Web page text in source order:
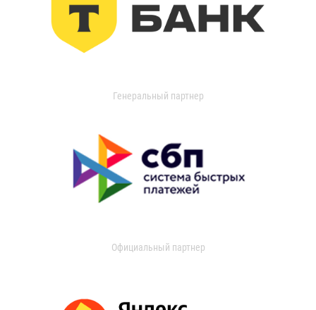
Генеральный партнер
Официальный партнер